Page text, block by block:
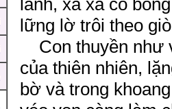
lánh, xa xa có
lững lờ trôi theo
Con thuyền như
của thiên nhiên,
bờ và trong